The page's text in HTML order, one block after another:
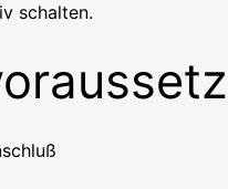
schalten.